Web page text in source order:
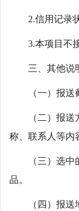
2.信用记录
3.本项目不
三、其他说
（一）报送
（二）报
称、联系人等内
（三）选
品。
（四）报